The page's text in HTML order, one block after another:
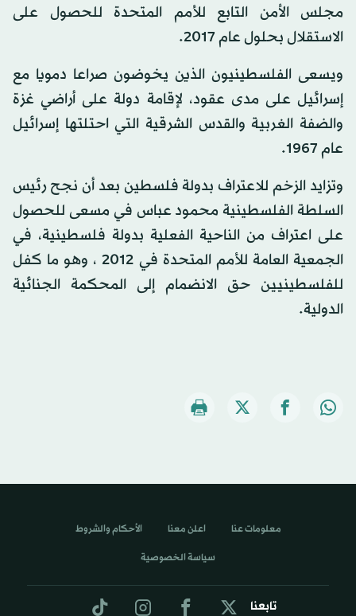
مجلس الأمن التابع للأمم المتحدة للحصول على
الاستقلال بحلول عام 2017.
ويسعى الفلسطينيون الذين يخوضون صراعا دمويا مع
إسرائيل على مدى عقود، لإقامة دولة على أراضي غزة
والضفة الغربية والقدس الشرقية التي احتلتها إسرائيل
عام 1967.
وتزايد الزخم للاعتراف بدولة فلسطين بعد أن نجح رئيس
السلطة الفلسطينية محمود عباس في مسعى للحصول
على اعتراف من الناحية الفعلية بدولة فلسطينية، في
الجمعية العامة للأمم المتحدة في 2012 ، وهو ما كفل
للفلسطينيين حق الانضمام إلى المحكمة الجنائية
الدولية.
تابعنا
معلومات عنا اعلن معنا الأحكام والشروط
سياسة الخصوصية